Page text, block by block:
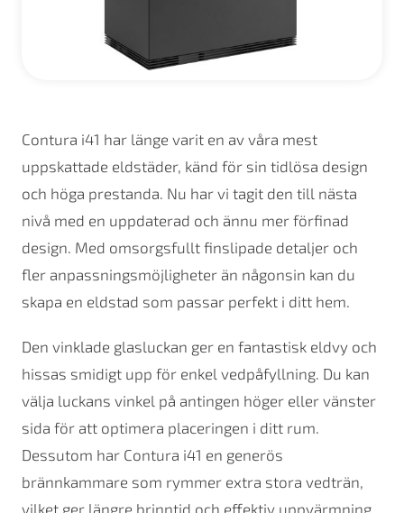
Contura i41 har länge varit en av våra mest
uppskattade eldstäder, känd för sin tidlösa design
och höga prestanda. Nu har vi tagit den till nästa
nivå med en uppdaterad och ännu mer förfinad
design. Med omsorgsfullt finslipade detaljer och
fler anpassningsmöjligheter än någonsin kan du
skapa en eldstad som passar perfekt i ditt hem.
Den vinklade glasluckan ger en fantastisk eldvy och
hissas smidigt upp för enkel vedpåfyllning. Du kan
välja luckans vinkel på antingen höger eller vänster
sida för att optimera placeringen i ditt rum.
Dessutom har Contura i41 en generös
brännkammare som rymmer extra stora vedträn,
vilket ger längre brinntid och effektiv uppvärmning.